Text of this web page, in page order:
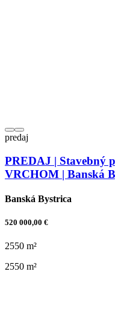
predaj
PREDAJ | Stavebný
VRCHOM | Banská
Banská Bystrica
520 000,00 €
2550 m²
2550 m²